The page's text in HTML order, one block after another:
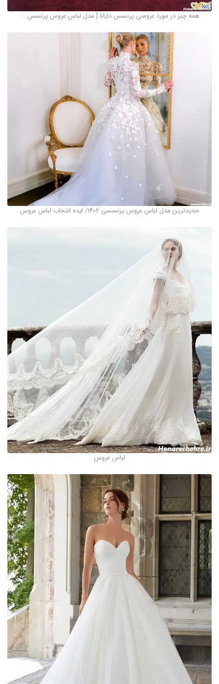
همه چیز در مورد عروسی پرنسس دایانا [ مدل لباس عروس پرنسس ...
جدیدترین مدل لباس عروس پرنسسی 1402/ ایده انتخاب لباس عروس
لباس عروس